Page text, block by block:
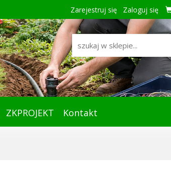
Zarejestruj się Zaloguj się
ZKPROJEKT Kontakt